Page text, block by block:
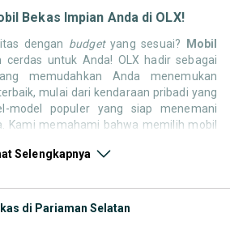
Bekas Impian Anda di OLX!
dengan budgetyang sesuai? Mobil
cerdas untuk Anda! OLX hadir sebagai
memudahkan Anda menemukan
mulai dari kendaraan pribadi yang
model populer yang siap menemani
Kami memahami bahwa memilih mobil
terpercaya di seluruh Indonesia.
danbudgetAnda!
tepat tentu bukan perkara mudah.
Selengkapnya
di Pariaman Selatan